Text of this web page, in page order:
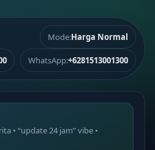
Mode:Harga Normal
WhatsApp:+6281513001300
• “update 24 jam” vibe •